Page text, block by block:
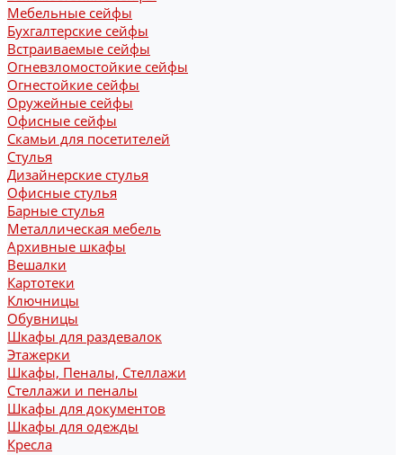
Мебельные сейфы
Бухгалтерские сейфы
Встраиваемые сейфы
Огневзломостойкие сейфы
Огнестойкие сейфы
Оружейные сейфы
Офисные сейфы
Скамьи для посетителей
Стулья
Дизайнерские стулья
Офисные стулья
Барные стулья
Металлическая мебель
Архивные шкафы
Вешалки
Картотеки
Ключницы
Обувницы
Шкафы для раздевалок
Этажерки
Шкафы, Пеналы, Стеллажи
Стеллажи и пеналы
Шкафы для документов
Шкафы для одежды
Кресла